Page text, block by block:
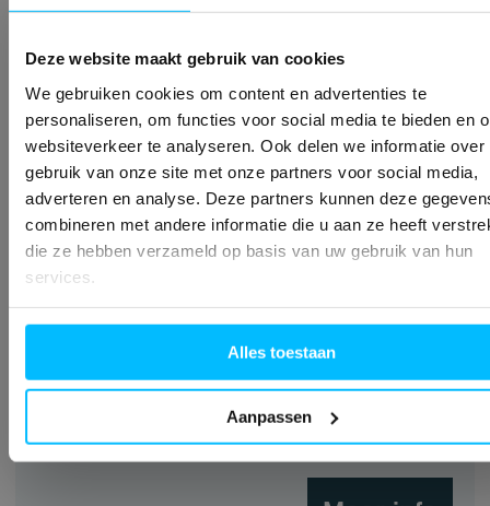
Deze website maakt gebruik van cookies
We gebruiken cookies om content en advertenties te
personaliseren, om functies voor social media te bieden en
websiteverkeer te analyseren. Ook delen we informatie over
gebruik van onze site met onze partners voor social media,
adverteren en analyse. Deze partners kunnen deze
combineren met andere informatie die u aan ze heeft
die ze hebben verzameld op basis van uw gebruik van hun
services.
Alles toestaan
Aanpassen
MB-79N SI
Thermische
isolatiewaarde:
vanaf Uf 1,46 W/m2K
Aanzicht-breedte:
75,5 mm inclusief
aanslag